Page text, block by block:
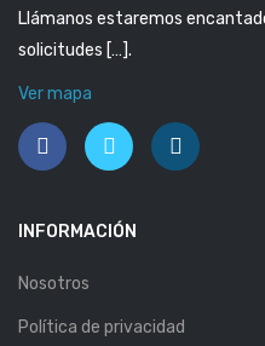
Llámanos estaremos
solicitudes […].
Ver mapa
INFORMACIÓN
Nosotros
Política de privacidad